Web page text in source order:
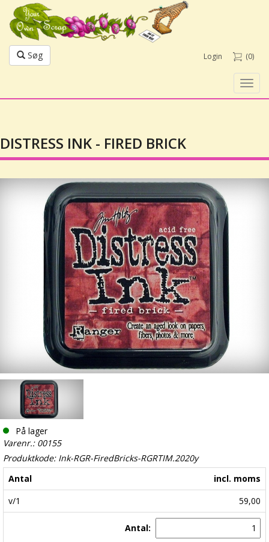
Søg Login (0)
DISTRESS INK - FIRED BRICK
På lager
Varenr.: 00155
Produktkode: Ink-RGR-FiredBricks-RGRTIM.2020y
Antal
incl. moms
v/1
59,00
Antal: